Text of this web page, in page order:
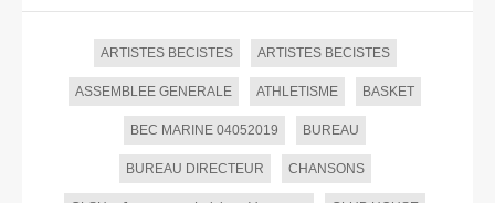
ARTISTES BECISTES ARTISTES BECISTES
ASSEMBLEE GENERALE ATHLETISME BASKET
BEC MARINE 04052019 BUREAU
BUREAU DIRECTEUR CHANSONS